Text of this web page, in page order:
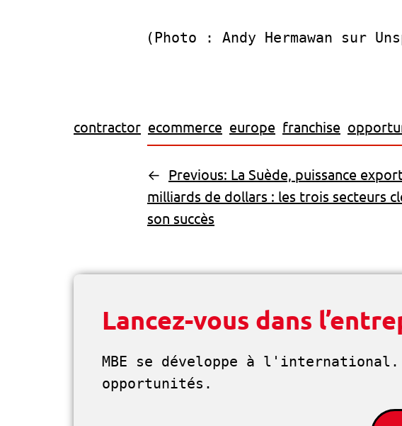
(Photo : Andy Hermawan sur
contractor ecommerce europe franchise
← Previous: La Suède, puissance
milliards de dollars : les trois secteurs
son succès
Lancez-vous dans
MBE se développe à
opportunités.